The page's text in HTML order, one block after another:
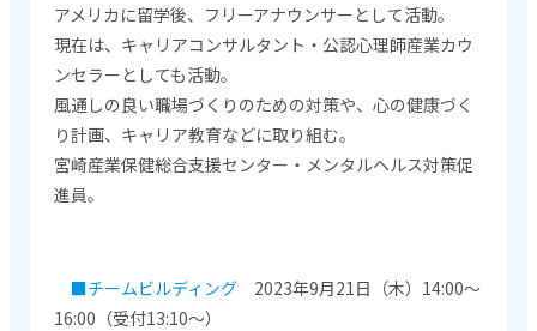
アメリカに留学後、フリーアナウンサーとして活動。
現在は、キャリアコンサルタント・公認心理師産業カウ
ンセラーとしても活動。
風通しの良い職場づくりのための対策や、心の健康づく
り計画、キャリア教育などに取り組む。
宮崎産業保健総合支援センター・メンタルヘルス対策促
進員。
■チームビルディング 2023年9月21日（木）14:00～
16:00（受付13:10～）